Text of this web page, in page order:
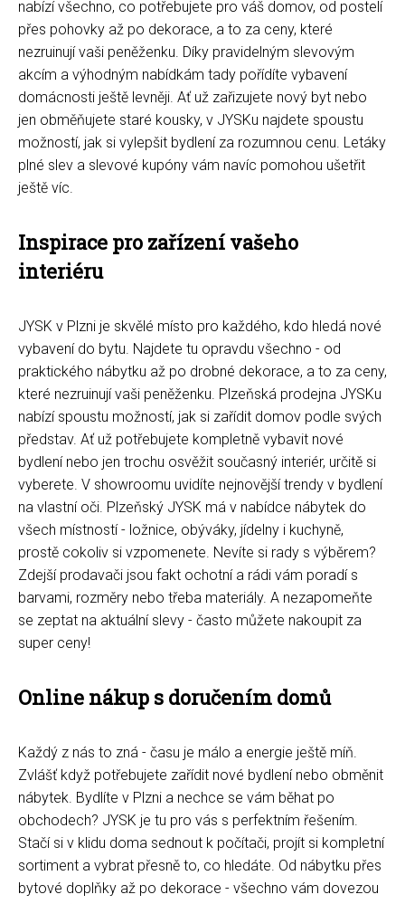
nabízí všechno, co potřebujete pro váš domov, od postelí
přes pohovky až po dekorace, a to za ceny, které
nezruinují vaši peněženku. Díky pravidelným slevovým
akcím a výhodným nabídkám tady pořídíte vybavení
domácnosti ještě levněji. Ať už zařizujete nový byt nebo
jen obměňujete staré kousky, v JYSKu najdete spoustu
možností, jak si vylepšit bydlení za rozumnou cenu. Letáky
plné slev a slevové kupóny vám navíc pomohou ušetřit
ještě víc.
Inspirace pro zařízení vašeho
interiéru
JYSK v Plzni je skvělé místo pro každého, kdo hledá nové
vybavení do bytu. Najdete tu opravdu všechno - od
praktického nábytku až po drobné dekorace, a to za ceny,
které nezruinují vaši peněženku. Plzeňská prodejna JYSKu
nabízí spoustu možností, jak si zařídit domov podle svých
představ. Ať už potřebujete kompletně vybavit nové
bydlení nebo jen trochu osvěžit současný interiér, určitě si
vyberete. V showroomu uvidíte nejnovější trendy v bydlení
na vlastní oči. Plzeňský JYSK má v nabídce nábytek do
všech místností - ložnice, obýváky, jídelny i kuchyně,
prostě cokoliv si vzpomenete. Nevíte si rady s výběrem?
Zdejší prodavači jsou fakt ochotní a rádi vám poradí s
barvami, rozměry nebo třeba materiály. A nezapomeňte
se zeptat na aktuální slevy - často můžete nakoupit za
super ceny!
Online nákup s doručením domů
Každý z nás to zná - času je málo a energie ještě míň.
Zvlášť když potřebujete zařídit nové bydlení nebo obměnit
nábytek. Bydlíte v Plzni a nechce se vám běhat po
obchodech? JYSK je tu pro vás s perfektním řešením.
Stačí si v klidu doma sednout k počítači, projít si kompletní
sortiment a vybrat přesně to, co hledáte. Od nábytku přes
bytové doplňky až po dekorace - všechno vám dovezou